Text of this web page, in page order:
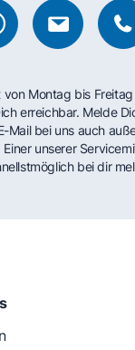
von Montag bis
erreichbar. Melde
Mail bei uns auch
unserer
bei dir